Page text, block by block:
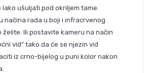
lako ušuljati pod okriljem tame.
načina rada u boji i infracrvenog
želite. Ili postavite kameru na način
vid" tako da će se njezin vid
iz crno-bijelog u puni kolor nakon